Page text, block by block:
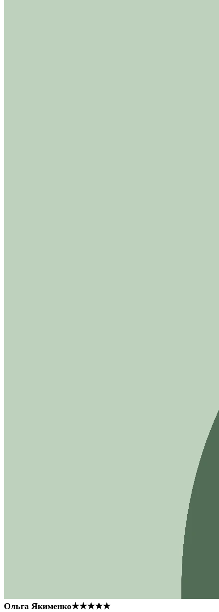
Ольга Якименко★★★★★